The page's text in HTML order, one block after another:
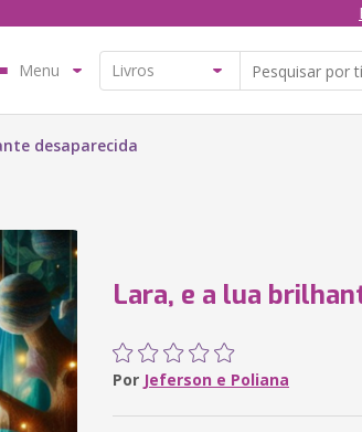
Menu
desaparecida
Lara, e a lua
Por Jeferson e Poliana